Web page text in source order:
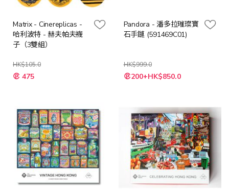
Matrix - Cinereplicas -
哈利波特 - 赫夫帕夫襪
子（3雙組）
HK$105.0
特
殊 475
Pandora - 潘多拉璀璨寶
石手鏈 (591469C01)
HK$999.0
特
殊 200+HK$850.0